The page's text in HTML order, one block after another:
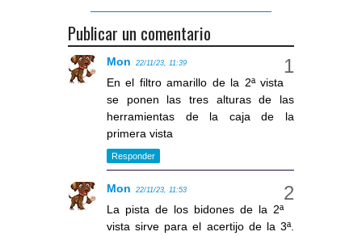
Publicar un comentario
Mon 22/11/23, 11:39
En el filtro amarillo de la 2ª vista
se ponen las tres alturas de las
herramientas de la caja de la
primera vista
Responder
Mon 22/11/23, 11:53
La pista de los bidones de la 2ª
vista sirve para el acertijo de la 3ª.